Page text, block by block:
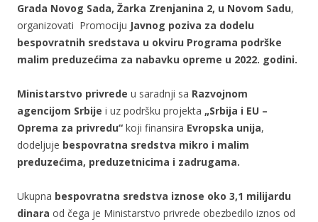
Grada Novog Sada, Žarka Zrenjanina 2, u Novom Sadu,
organizovati Promociju Javnog poziva za dodelu
bespovratnih sredstava u okviru Programa podrške
malim preduzećima za nabavku opreme u 2022. godini.
Ministarstvo privrede u saradnji sa Razvojnom
agencijom Srbije i uz podršku projekta „Srbija i EU –
Oprema za privredu“ koji finansira Evropska unija,
dodeljuje bespovratna sredstva mikro i malim
preduzećima, preduzetnicima i zadrugama.
Ukupna bespovratna sredstva iznose oko 3,1 milijardu
dinara od čega je Ministarstvo privrede obezbedilo iznos od